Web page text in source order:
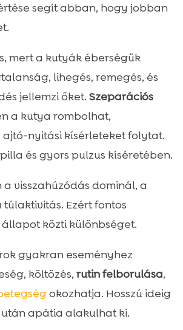
segít abban, hogy jobban
mert a kutyák éberségük
lihegés, remegés, és
jellemzi őket. Szeparációs
a kutya rombolhat,
ajtó-nyitási kísérleteket folytat.
és gyors pulzus kíséretében.
visszahúzódás dominál, a
Ezért fontos
közti különbséget.
gyakran eseményhez
költözés, rutin felborulása,
okozhatja. Hosszú ideig
apátia alakulhat ki.